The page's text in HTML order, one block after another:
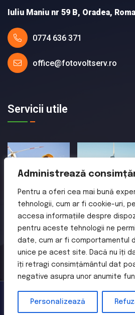
Administrează
Pentru a oferi cea mai bună
tehnologii, cum ar fi cookie-uri,
accesa informațiile despre
pentru aceste tehnologii ne
date, cum ar fi comportamentul
unice pe acest site. Dacă nu îți
îți retragi consimțământul dat
negative asupra unor anumite
Personalizează
Iuliu Maniu nr 59 B, Oradea,
0774 636 371
office@fotovoltserv.ro
Servicii utile
Toate drepturile sunt rezervate de